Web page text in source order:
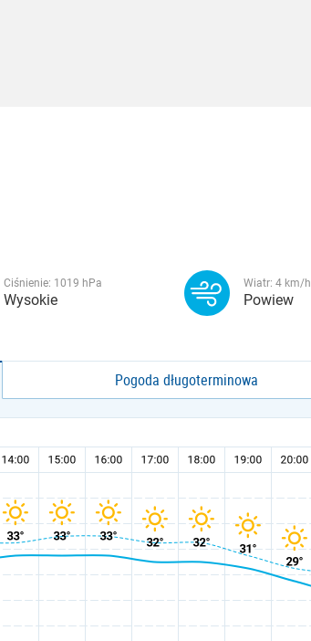
Ciśnienie: 1019 hPa
Wysokie
Wiatr: 4 km/h
Powiew
Pogoda długoterminowa